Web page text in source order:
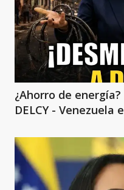
¿Ahorro de
DELCY - Venezuela